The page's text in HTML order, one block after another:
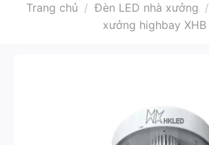
Trang chủ / Đèn LED nhà xưởng /
xưởng highbay XHB